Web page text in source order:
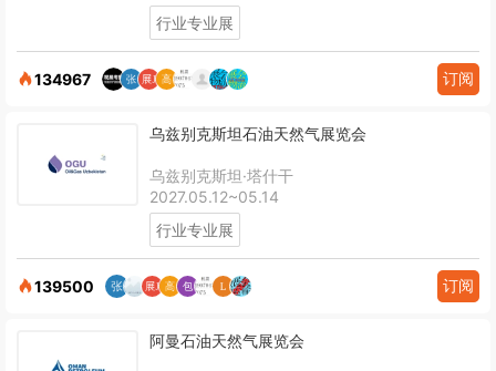
行业专业展
134967 订阅
乌兹别克斯坦石油天然气展览会
乌兹别克斯坦·塔什干
2027.05.12~05.14
行业专业展
139500 订阅
阿曼石油天然气展览会